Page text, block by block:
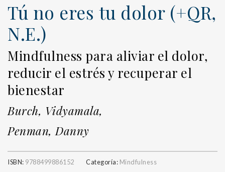
Tú no eres tu dolor (+QR,
N.E.)
Mindfulness para aliviar el dolor,
reducir el estrés y recuperar el
bienestar
Burch, Vidyamala,
Penman, Danny
ISBN: 9788499886152 Categoría: Mindfulness